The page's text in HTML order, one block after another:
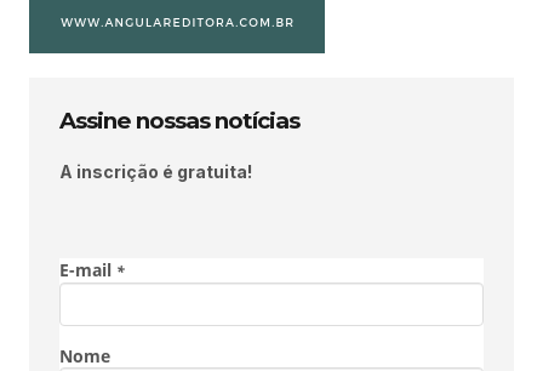
Assine nossas notícias
A inscrição é gratuita!